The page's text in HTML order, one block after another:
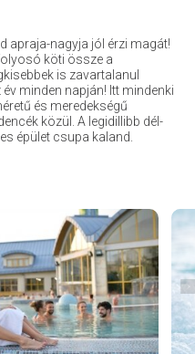
apraja-nagyja jól érzi magát!
köti össze a
is zavartalanul
minden napján! Itt mindenki
és meredekségű
közül. A legidillibb dél-
épület csupa kaland.